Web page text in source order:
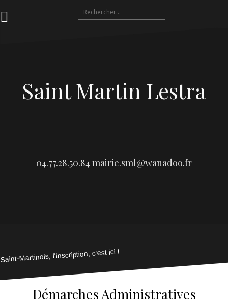
au
Rechercher :
Saint Martin Lestra
04.77.28.50.84 mairie.sml@wanadoo.fr
Saint-Martinois, l'inscription, c'est ici !
Démarches Administratives